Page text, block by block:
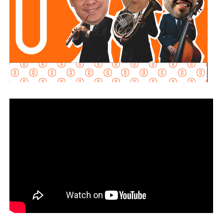
que continuó el cierre preventivo del Puente Naranja, el
desnivel Manuel José Othón y el bulevar Jacobo Payán,
además del monitoreo permanente en el Puente Pemex.
Por su parte,
Interapas puso en operación la bomba
automática instalada en el Puente Pemex
La Dirección de Gestión Ecológica y Manejo de